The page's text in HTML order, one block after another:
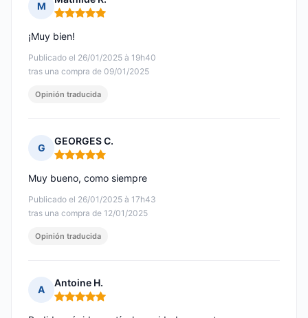
M
Nota: 5 de 5
Publicado el 26/01/2025 à 19h40
tras una compra de 09/01/2025
¡Muy bien!
Opinión traducida
G
GEORGES C.
Nota: 5 de 5
Publicado el 26/01/2025 à 17h43
tras una compra de 12/01/2025
Muy bueno, como siempre
Opinión traducida
A
Antoine H.
Nota: 5 de 5